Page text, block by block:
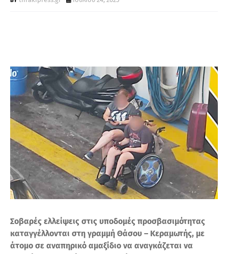
Τ
Σοβαρές ελλείψεις στις υποδομές προσβασιμότητας
καταγγέλλονται στη γραμμή Θάσου – Κεραμωτής, με
άτομο σε αναπηρικό αμαξίδιο να αναγκάζεται να